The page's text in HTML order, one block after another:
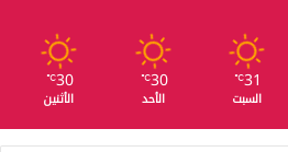
31
℃
السبت
30
℃
الأحد
30
℃
الأثنين